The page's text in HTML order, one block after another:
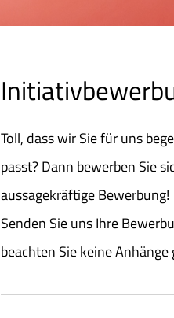
Toll, dass wir Sie für uns
passt? Dann bewerben Sie
aussagekräftige Bewerbung!
Senden Sie uns Ihre
beachten Sie keine